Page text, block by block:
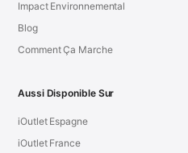
Impact Environnemental
Blog
Comment Ça Marche
Aussi Disponible Sur
iOutlet Espagne
iOutlet France